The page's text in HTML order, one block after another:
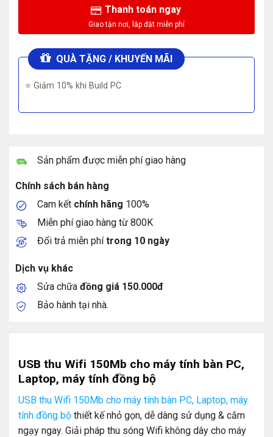
Thanh toán ngay
QUÀ TẶNG / KHUYẾN MÃI
⭐ Giảm 10% khi Build PC
Sản phẩm được miễn phí giao hàng
Chính sách bán hàng
Cam kết chính hãng 100%
Miễn phí giao hàng từ 800K
Đổi trả miễn phítrong 10 ngày
Dịch vụ khác
Sửa chữa đồng giá 150.000đ
Bảo hành tại nhà.
USB thu Wifi 150Mb cho máy tính bàn PC,
Laptop, máy tính đồng bộ
USB thu Wifi 150Mb cho máy tính bàn PC, Laptop, máy
tính đồng bộ thiết kế nhỏ gọn, dễ dàng sử dụng & cắm
ngạy ngay. Giải pháp thu sóng Wifi không dây cho máy